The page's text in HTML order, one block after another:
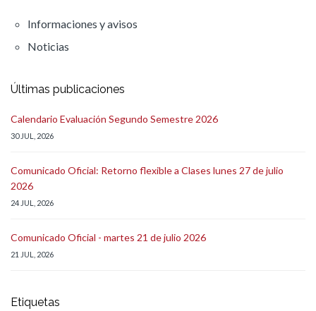
Informaciones y avisos
Noticias
Últimas publicaciones
Calendario Evaluación Segundo Semestre 2026
30 JUL, 2026
Comunicado Oficial: Retorno flexible a Clases lunes 27 de julio
2026
24 JUL, 2026
Comunicado Oficial - martes 21 de julio 2026
21 JUL, 2026
Etiquetas